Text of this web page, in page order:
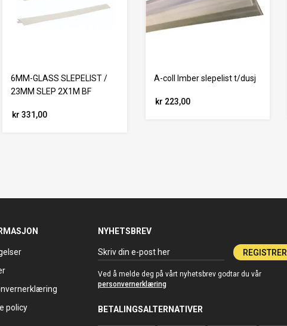
6MM-GLASS SLEPELIST /
23MM SLEP 2X1M BF
kr 331,00
A-coll Imber slepelist t/dusj
kr 223,00
policy
NYHETSBREV
REGISTRER
Ved å melde deg på vårt nyhetsbrev godtar du vår
personvernerklæring
BETALINGSALTERNATIVER